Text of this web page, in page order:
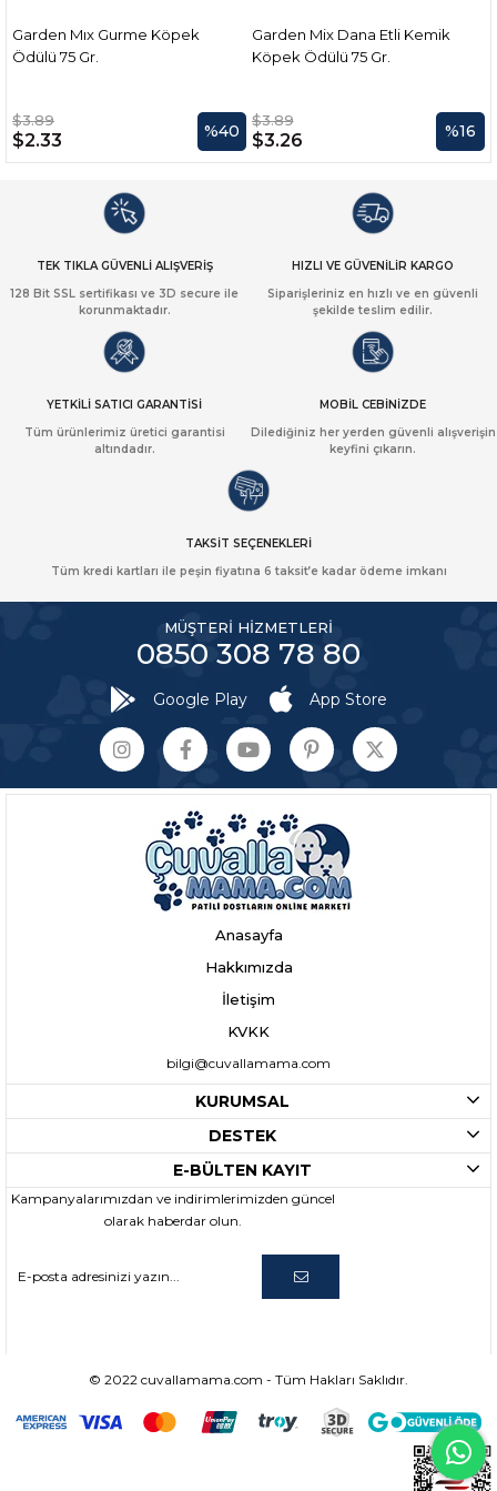
Köpek
%40
Garden Mix Dana Etli Kemik
%16
Garden Mix Tavuk
Köpek Ödülü 75 Gr
TEK TIKLA GÜVENLİ ALIŞVERİŞ
128 Bit SSL sertifikası ve 3D secure ile
korunmaktadır.
HIZLI VE GÜVENİLİR KARGO
Siparişleriniz en hızlı ve en güvenli
şekilde teslim edilir.
YETKİLİ SATICI GARANTİSİ
Tüm ürünlerimiz üretici garantisi
altındadır.
MOBİL CEBİNİZDE
Dilediğiniz her yerden güvenli alışverişin
keyfini çıkarın.
TAKSİT SEÇENEKLERİ
Tüm kredi kartları ile peşin fiyatına 6 taksit’e kadar ödeme imkanı
MÜŞTERİ HİZMETLERİ
0850 308 78 80
Google Play App Store
Anasayfa
Hakkımızda
İletişim
KVKK
bilgi@cuvallamama.com
KURUMSAL
DESTEK
E-BÜLTEN KAYIT
Kampanyalarımızdan ve indirimlerimizden güncel
olarak haberdar olun.
© 2022 cuvallamama.com - Tüm Hakları Saklıdır.